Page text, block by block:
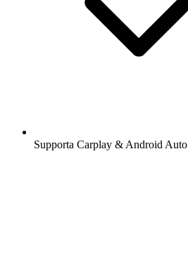
Supporta Carplay & Android Auto